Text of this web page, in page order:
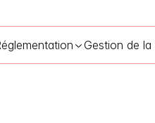
Gestion de la